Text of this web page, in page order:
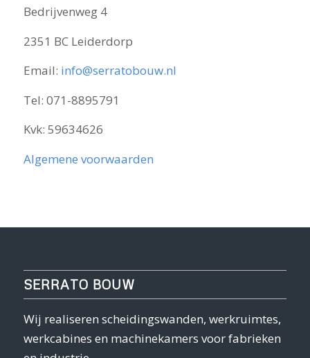
Bedrijvenweg 4
2351 BC Leiderdorp
Email: info@serratobouw.nl
Tel: 071-8895791
Kvk: 59634626
Algemene voorwaarden
SERRATO BOUW
Wij realiseren scheidingswanden, werkruimtes,
werkcabines en machinekamers voor fabrieken